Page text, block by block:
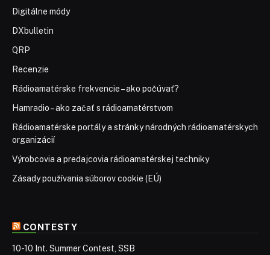
Digitálne módy
DXbulletin
QRP
Recenzie
Rádioamatérske frekvencie – ako počúvať?
Hamradio – ako začať s rádioamatérstvom
Rádioamatérske portály a stránky národných rádioamatérskych
organizácií
Výrobcovia a predajcovia rádioamatérskej techniky
Zásady používania súborov cookie (EÚ)
CONTESTY
10-10 Int. Summer Contest, SSB